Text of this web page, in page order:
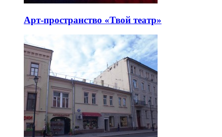
Арт-пространство «Твой театр»